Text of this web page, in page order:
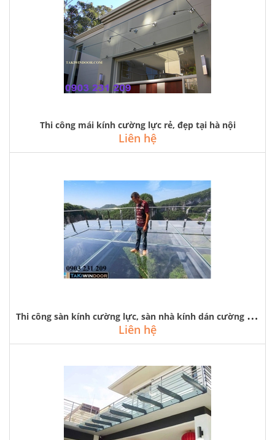
Thi công mái kính cường lực rẻ, đẹp tại hà nội
Liên hệ
T
hi công sàn kính cường lực, sàn nhà kính dán cường lực tại hà nội
Liên hệ